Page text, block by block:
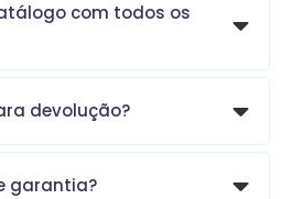
com todos os
devolução?
garantia?